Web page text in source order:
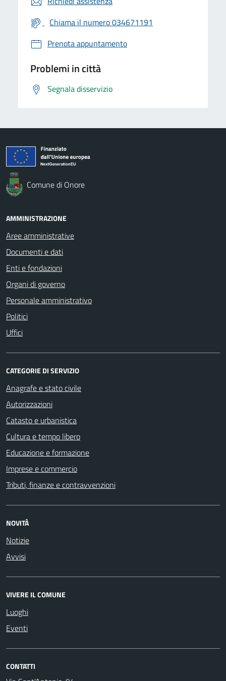
Chiama il numero 034671191
Prenota appuntamento
Problemi in città
Segnala disservizio
Comune di Onore
AMMINISTRAZIONE
Aree amministrative
Documenti e dati
Enti e fondazioni
Organi di governo
Personale amministrativo
Politici
Uffici
CATEGORIE DI SERVIZIO
Anagrafe e stato civile
Autorizzazioni
Catasto e urbanistica
Cultura e tempo libero
Educazione e formazione
Imprese e commercio
Tributi, finanze e contravvenzioni
NOVITÀ
Notizie
Avvisi
VIVERE IL COMUNE
Luoghi
Eventi
CONTATTI